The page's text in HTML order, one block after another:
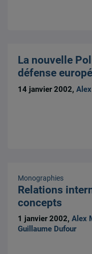
La nouvelle
défense
14 janvier 2002,
Monographies
Relations
concepts
1 janvier 2002,Alex
Guillaume Dufour